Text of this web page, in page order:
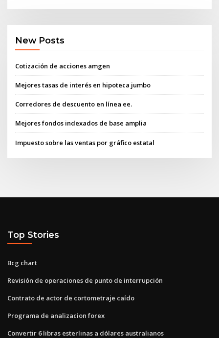
New Posts
Cotización de acciones amgen
Mejores tasas de interés en hipoteca jumbo
Corredores de descuento en línea ee.
Mejores fondos indexados de base amplia
Impuesto sobre las ventas por gráfico estatal
Top Stories
Bcg chart
Revisión de operaciones de punto de interrupción
Contrato de actor de cortometraje caído
Programa de analizacion forex
Convertir 6 libras esterlinas a dólares australianos